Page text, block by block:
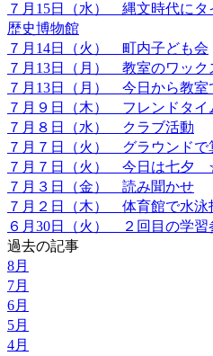
７月15日（水） 縄文時代に
歴史博物館
７月14日（火） 町内子ども会
７月13日（月） 教室のワック
７月13日（月） 今日から教室
７月９日（木） フレンドタ
７月８日（水） クラブ活動
７月７日（火） グラウンド
７月７日（火） 今日は七夕
７月３日（金） 読み聞かせ
７月２日（木） 体育館で水
６月30日（火） ２回目の学習
過去の記事
8月
7月
6月
5月
4月